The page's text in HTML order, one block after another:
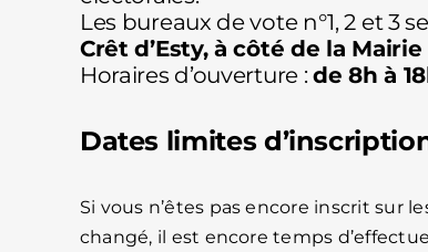
Les bureaux de vote n°1, 2 et 3
Crêt d’Esty, à côté de la Mairie
Horaires d’ouverture :de 8h à
Dates limites
Si vous n’êtes pas encore inscrit sur
changé, il est encore temps